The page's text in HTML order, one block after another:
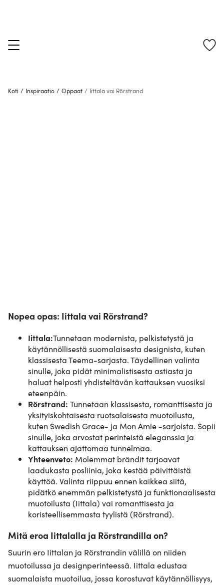
Koti / Inspiraatio / Oppaat / Iittala vai Rörstrand
Nopea opas: Iittala vai Rörstrand?
Iittala:Tunnetaan modernista, pelkistetystä ja
käytännöllisestä suomalaisesta designista, kuten
klassisesta Teema-sarjasta. Täydellinen valinta
sinulle, joka pidät minimalistisesta astiasta ja
haluat helposti yhdisteltävän kattauksen vuosiksi
eteenpäin.
Rörstrand: Tunnetaan klassisesta, romanttisesta ja
yksityiskohtaisesta ruotsalaisesta muotoilusta,
kuten Swedish Grace- ja Mon Amie -sarjoista. Sopii
sinulle, joka arvostat perinteistä eleganssia ja
kattauksen ajattomaa tunnelmaa.
Yhteenveto: Molemmat brändit tarjoavat
laadukasta posliinia, joka kestää päivittäistä
käyttöä. Valinta riippuu ennen kaikkea siitä,
pidätkö enemmän pelkistetystä ja funktionaalisesta
muotoilusta (Iittala) vai romanttisesta ja
koristeellisemmasta tyylistä (Rörstrand).
Mitä eroa Iittalalla ja Rörstrandilla on?
Suurin ero Iittalan ja Rörstrandin välillä on niiden
muotoilussa ja designperinteessä. Iittala edustaa
suomalaista muotoilua, jossa korostuvat käytännöllisyys,